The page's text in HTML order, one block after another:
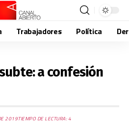
Trabajadores Política
a confesión
2019TIEMPO DE LECTURA: 4